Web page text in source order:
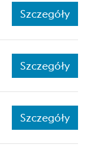
Szczegóły
Szczegóły
Szczegóły